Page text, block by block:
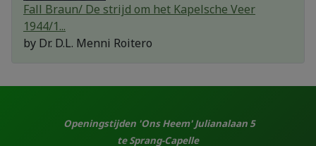
Fall Braun/ De strijd om het Kapelsche Veer
1944/1...
by Dr. D.L. Menni Roitero
Openingstijden 'Ons Heem' Julianalaan 5
te Sprang-Capelle